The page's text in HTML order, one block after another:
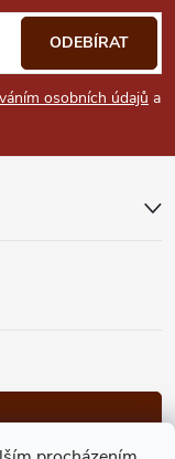
osobních údajů a
ODEBÍRAT